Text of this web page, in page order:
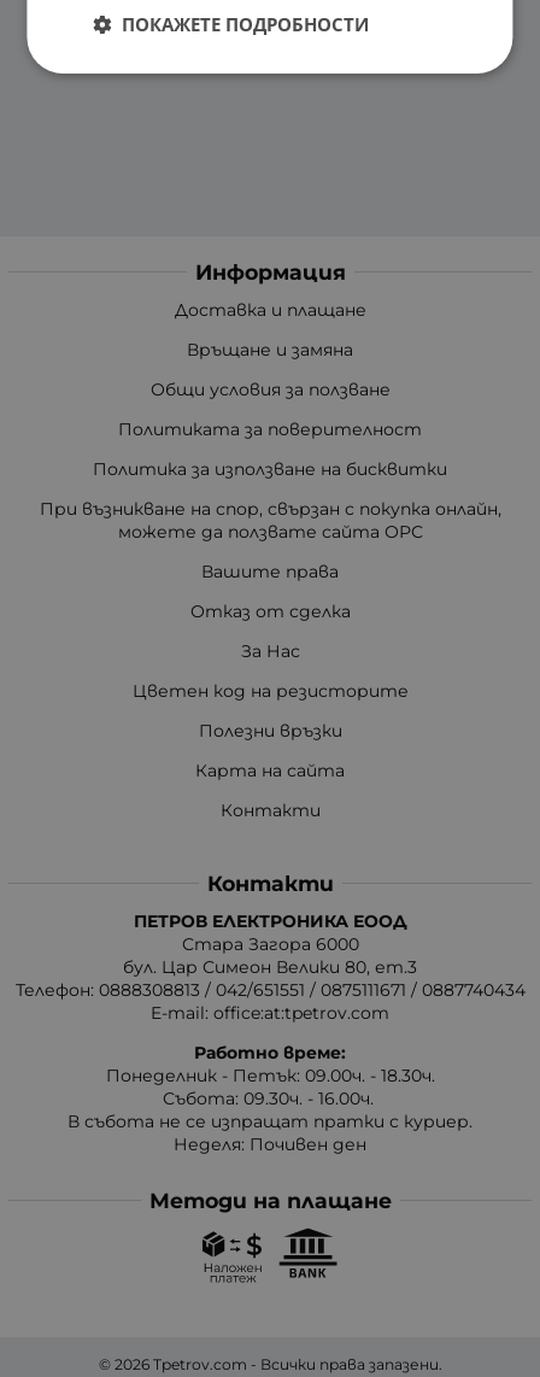
Информация
Доставка и плащане
Връщане и замяна
Общи условия за ползване
Политиката за поверителност
Политика за използване на бисквитки
При възникване на спор, свързан с покупка онлайн,
можете да ползвате сайта ОРС
Вашите права
Отказ от сделка
За Нас
Цветен код на резисторите
Полезни връзки
Карта на сайта
Контакти
Контакти
ПЕТРОВ ЕЛЕКТРОНИКА ЕООД
Стара Загора 6000
бул. Цар Симеон Велики 80, ет.3
Телефон: 0888308813 / 042/651551 / 0875111671 / 0887740434
E-mail: office:at:tpetrov.com
Работно време:
Понеделник - Петък: 09.00ч. - 18.30ч.
Събота: 09.30ч. - 16.00ч.
В събота не се изпращат пратки с куриер.
Неделя: Почивен ден
Методи на плащане
© 2026 Tpetrov.com - Всички права запазени.
ПОКАЖЕТЕ ПОДРОБНОСТИ